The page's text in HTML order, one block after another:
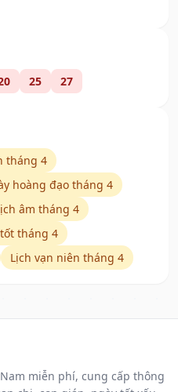
25 27
tháng 4
hoàng đạo tháng 4
âm tháng 4
tháng 4
Lịch vạn niên tháng 4
miễn phí, cung cấp thông